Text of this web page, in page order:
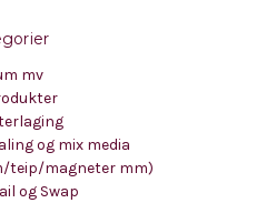
mv
og mix media
teip/magneter mm)
og Swap